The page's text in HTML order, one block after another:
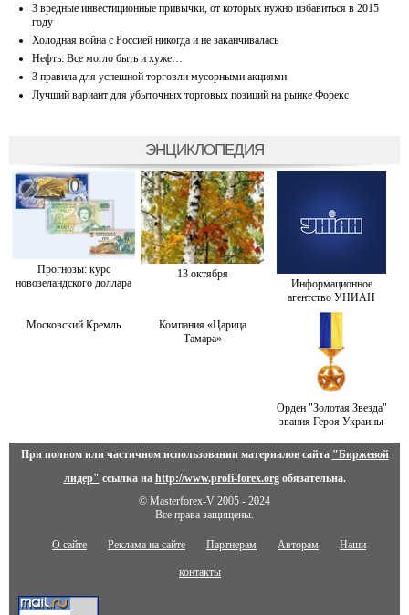
3 вредные инвестиционные привычки, от которых нужно избавиться в 2015
году
Холодная война с Россией никогда и не заканчивалась
Нефть: Все могло быть и хуже…
3 правила для успешной торговли мусорными акциями
Лучший вариант для убыточных торговых позиций на рынке Форекс
ЭНЦИКЛОПЕДИЯ
Прогнозы: курс
новозеландского доллара
13 октября
Информационное
агентство УНИАН
Московский Кремль
Компания «Царица
Тамара»
Орден "Золотая Звезда"
звания Героя Украины
При полном или частичном использовании материалов сайта "Биржевой
лидер" ссылка на http://www.profi-forex.orgобязательна.
© Masterforex-V 2005 - 2024
Все права защищены.
О сайте Реклама на сайте Партнерам Авторам Наши
контакты